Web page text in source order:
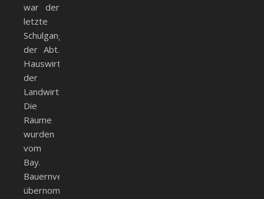
war der
letzte
Schulgang
der Abt.
Hauswirtschaft
der
Landwirtschaftsschule.
Die
Räume
wurden
vom
Bay.
Bauernverband
übernommen.